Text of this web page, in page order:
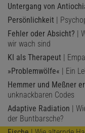
Untergang von
Persönlichkeit |
Fehler oder Absicht? |
wir wach sind
KI als Therapeut |
»Problemwölfe« | Ein
Hemmer und Meßner
unknackbaren Codes
Adaptive Radiation |
der Buntbarsche?